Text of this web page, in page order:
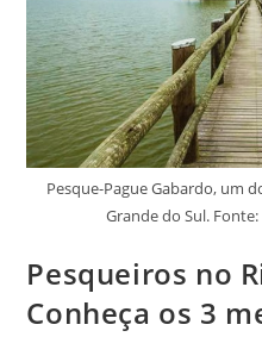
Pesque-Pague Gabardo, um
Grande do Sul.
Pesqueiros no
Conheça os 3